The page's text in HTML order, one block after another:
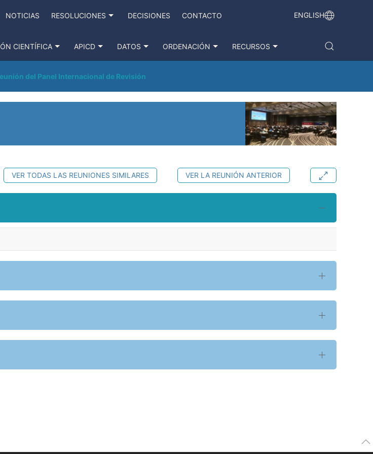
NOTICIAS RESOLUCIONES DECISIONES CONTACTO ENGLISH
CIENTÍFICA APICD DATOS ORDENACIÓN RECURSOS
del Panel Internacional de Revisión
VER LA REUNIÓN ANTERIOR
VER TODAS LAS REUNIONES SIMILARES